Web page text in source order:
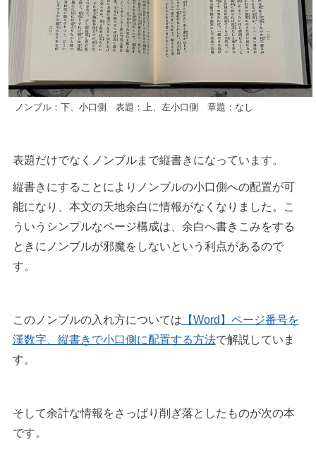
ノンブル：下、小口側 表題：上、左小口側 章題：なし
表題だけでなくノンブルまで縦書きになっています。
縦書きにすることによりノンブルの小口側への配置が可
能になり、本文の天地余白に情報がなくなりました。こ
ういうシンプルなページ構成は、余白へ書きこみをする
ときにノンブルが邪魔をしないという利点があるので
す。
このノンブルの入れ方については 【Word】ページ番号を
漢数字、縦書きで小口側に配置する方法で解説していま
す。
そして余計な情報をさっぱり削ぎ落としたものが次の本
です。